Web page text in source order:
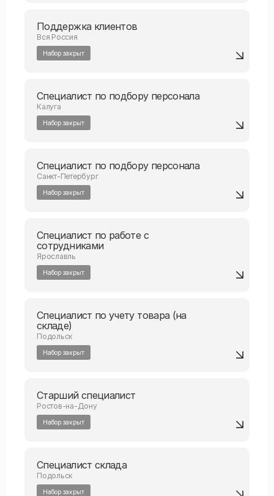
Поддержка клиентов
Вся Россия
Набор закрыт
Специалист по подбору персонала
Калуга
Набор закрыт
Специалист по подбору персонала
Санкт-Петербург
Набор закрыт
Специалист по работе с
сотрудниками
Ярославль
Набор закрыт
Специалист по учету товара (на
складе)
Подольск
Набор закрыт
Старший специалист
Ростов-на-Дону
Набор закрыт
Специалист склада
Подольск
Набор закрыт